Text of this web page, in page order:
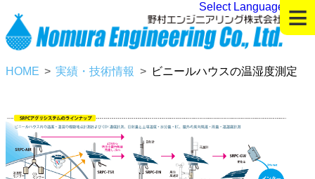
Select Language ≡
HOME 実績・技術情報 ビニールハウスの温湿度測定